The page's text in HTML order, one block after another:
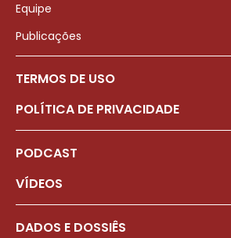
Equipe
Publicações
TERMOS DE USO
POLÍTICA DE PRIVACIDADE
PODCAST
VÍDEOS
DADOS E DOSSIÊS